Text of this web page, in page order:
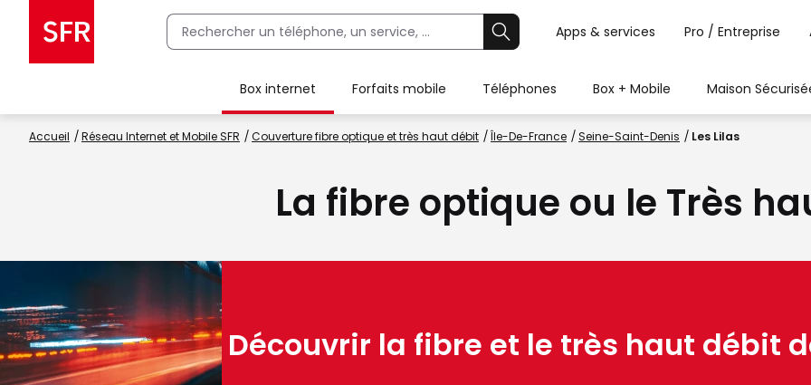
Apps & services Pro / Entreprise
Box internet Forfaits mobile Téléphones Box + Mobile Maison
Accueil Réseau Internet et Mobile SFR Couverture fibre optique et très haut débit Île-De-France Seine-Saint-Denis Les Lilas
La fibre optique ou le Très
Découvrir la fibre et le très haut débit